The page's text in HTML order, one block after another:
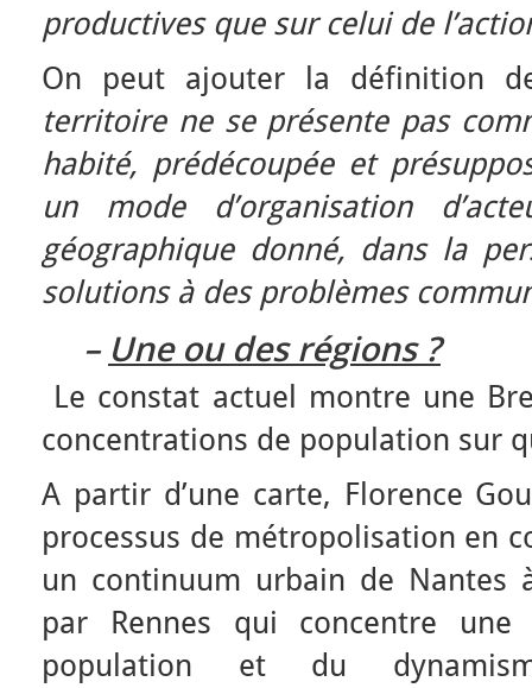
productives que sur celui de
On peut ajouter la définition
territoire ne se présente pas
habité, prédécoupée et
un mode d’organisation
géographique donné, dans la
solutions à des problèmes
– Une ou des régions ?
Le constat actuel montre une
concentrations de population sur
A partir d’une carte, Florence
processus de métropolisation en
un continuum urbain de Nantes
par Rennes qui concentre
population et du